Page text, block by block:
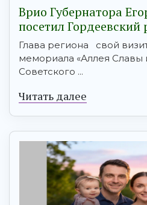
Врио Губернатора
посетил Гордеевский
Глава региона свой
мемориала «Аллея Славы
Советского ...
Читать далее